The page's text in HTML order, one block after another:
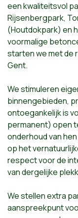
een kwaliteitsvol
Rijsenbergpark,
(Houtdokpark) en
voormalige
starten we met de
Gent.
We stimuleren
binnengebieden,
ontoegankelijk is
permanent) open
onderhoud van
op het
respect voor de
van dergelijke
We stellen extra
aanspreekpunt